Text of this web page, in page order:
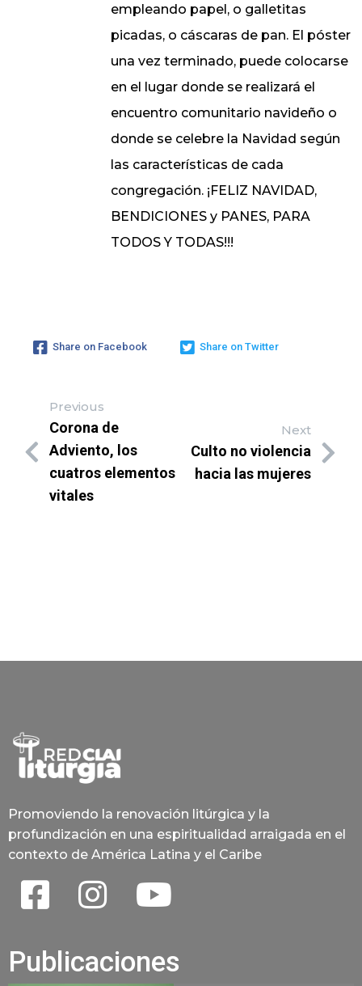
empleando papel, o galletitas
picadas, o cáscaras de pan. El póster
una vez terminado, puede colocarse
en el lugar donde se realizará el
encuentro comunitario navideño o
donde se celebre la Navidad según
las características de cada
congregación. ¡FELIZ NAVIDAD,
BENDICIONES y PANES, PARA
TODOS Y TODAS!!!
Share on Facebook Share on Twitter
Previous
Corona de
Adviento, los
cuatros elementos
vitales
Next
Culto no violencia
hacia las mujeres
Promoviendo la renovación litúrgica y la
profundización en una espiritualidad arraigada en el
contexto de América Latina y el Caribe
Publicaciones